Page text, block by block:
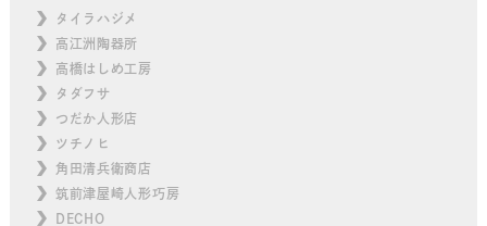
タイラハジメ
高江洲陶器所
高橋はしめ工房
タダフサ
つだか人形店
ツチノヒ
角田清兵衛商店
筑前津屋崎人形巧房
DECHO